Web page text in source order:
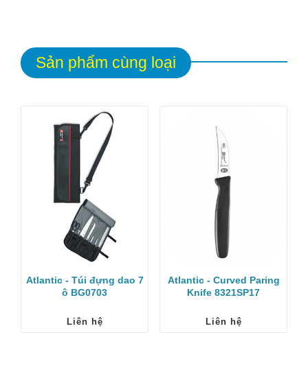
Sản phẩm cùng loại
Atlantic - Túi đựng dao 7
ô BG0703
Liên hệ
Atlantic - Curved Paring
Knife 8321SP17
Liên hệ